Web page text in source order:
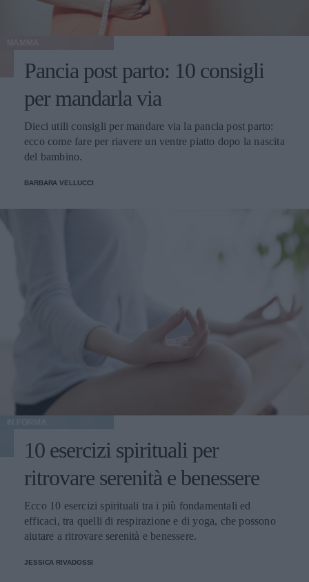
Pancia post parto: 10 consigli
per mandarla via
Dieci utili consigli per mandare via la pancia post parto:
ecco come fare per riavere un ventre piatto dopo la nascita
del bambino.
BARBARA VELLUCCI
10 esercizi spirituali per
ritrovare serenità e benessere
Ecco 10 esercizi spirituali tra i più fondamentali ed
efficaci, tra quelli di respirazione e di yoga, che possono
aiutare a ritrovare serenità e benessere.
JESSICA RIVADOSSI